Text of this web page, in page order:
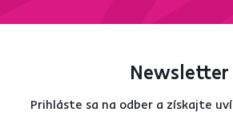
Newsletter
Prihláste sa na odber a získajte